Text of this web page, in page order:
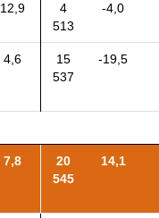
12,9
4
513
-4,0
4,6
15
537
-19,5
7,8
20
545
14,1